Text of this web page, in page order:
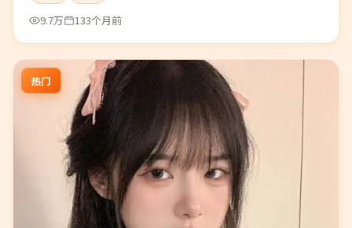
9.7万
133个月前
热门